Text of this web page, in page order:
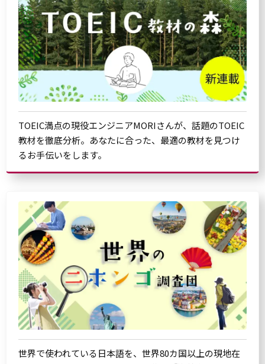
TOEIC満点の現役エンジニアMORIさんが、話題のTOEIC
教材を徹底分析。あなたに合った、最適の教材を見つけ
るお手伝いをします。
世界で使われている日本語を、世界80カ国以上の現地在